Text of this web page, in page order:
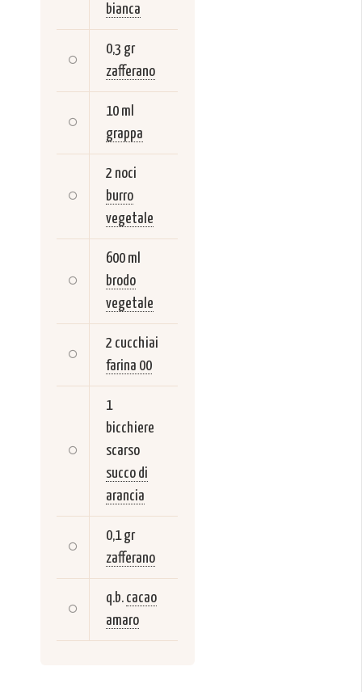
bianca
0,3 gr
zafferano
10 ml
grappa
2 noci
burro
vegetale
600 ml
brodo
vegetale
2 cucchiai
farina 00
1
bicchiere
scarso
succo di
arancia
0,1 gr
zafferano
q.b. cacao
amaro